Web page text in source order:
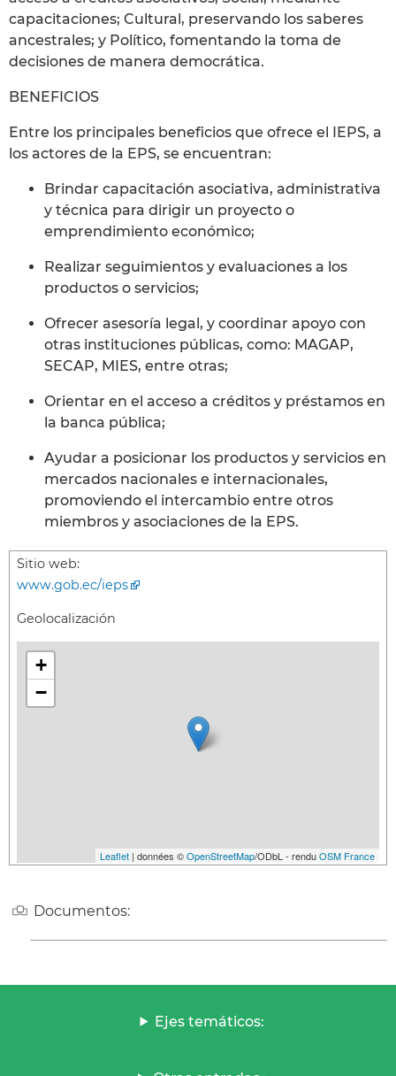
capacitaciones; Cultural, preservando los saberes
ancestrales; y Político, fomentando la toma de
decisiones de manera democrática.
BENEFICIOS
Entre los principales beneficios que ofrece el IEPS, a
los actores de la EPS, se encuentran:
Brindar capacitación asociativa, administrativa
y técnica para dirigir un proyecto o
emprendimiento económico;
Realizar seguimientos y evaluaciones a los
productos o servicios;
Ofrecer asesoría legal, y coordinar apoyo con
otras instituciones públicas, como: MAGAP,
SECAP, MIES, entre otras;
Orientar en el acceso a créditos y préstamos en
la banca pública;
Ayudar a posicionar los productos y servicios en
mercados nacionales e internacionales,
promoviendo el intercambio entre otros
miembros y asociaciones de la EPS.
Sitio web:
www.gob.ec/ieps
Geolocalización
+
−
Leaflet | données ©OpenStreetMap/ODbL - renduOSM France
Documentos:
Ejes temáticos: